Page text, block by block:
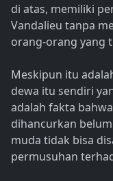
di atas, memiliki
Vandalieu tanpa
orang-orang yang
Meskipun itu
dewa itu sendiri
adalah fakta
dihancurkan
muda tidak bisa
permusuhan